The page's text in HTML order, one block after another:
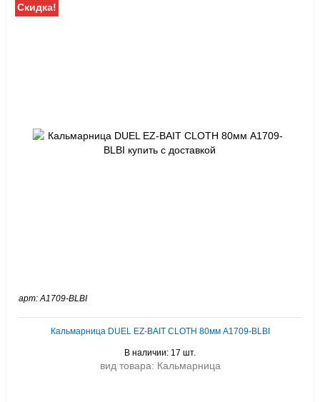
Скидка!
арт: A1709-BLBI
Кальмарница DUEL EZ-BAIT CLOTH 80мм A1709-BLBI
В наличии: 17 шт.
вид товара: Кальмарница